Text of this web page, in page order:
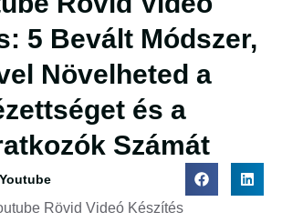
5 Bevált Módszer,
Növelheted a
és a
Számát
Youtube